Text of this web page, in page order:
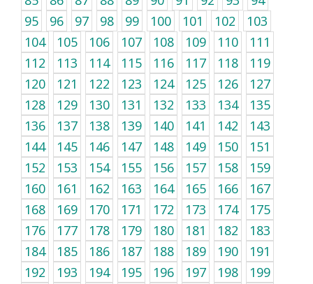
95
96 97 98 99 100 101 102
103
104
105 106 107 108 109 110
111
112
113 114 115 116 117 118
119
120
121 122 123 124 125 126
127
128
129 130 131 132 133 134
135
136
137 138 139 140 141 142
143
144
145 146 147 148 149 150
151
152
153 154 155 156 157 158
159
160
161 162 163 164 165 166
167
168
169 170 171 172 173 174
175
176
177 178 179 180 181 182
183
184
185 186 187 188 189 190
191
192
193 194 195 196 197 198
199